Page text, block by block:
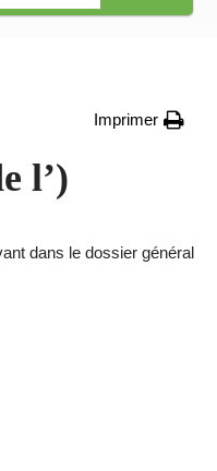
Imprimer
l’)
dans le dossier général